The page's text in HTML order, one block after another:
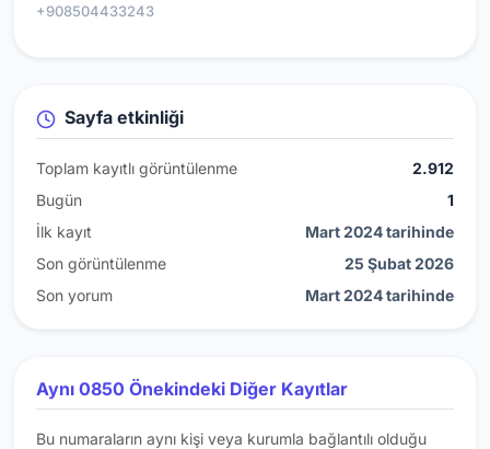
+908504433243
Sayfa etkinliği
Toplam kayıtlı görüntülenme
2.912
Bugün
1
İlk kayıt
Mart 2024 tarihinde
Son görüntülenme
25 Şubat 2026
Son yorum
Mart 2024 tarihinde
Aynı 0850 Önekindeki Diğer Kayıtlar
Bu numaraların aynı kişi veya kurumla bağlantılı olduğu